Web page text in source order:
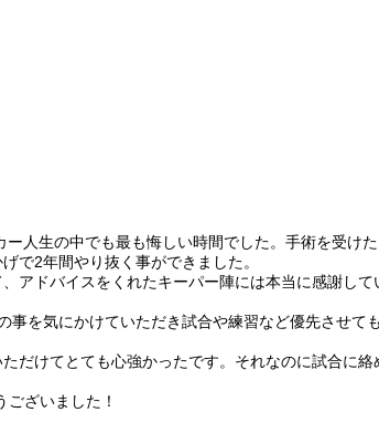
人生の中でも最も悔しい時間でした。手術を受け
で2年間やり抜く事ができました。
アドバイスをくれたキーパー陣には本当に感謝し
を気にかけていただき試合や練習など優先させて
だけてとても心強かったです。それなのに試合に絡
ざいました！